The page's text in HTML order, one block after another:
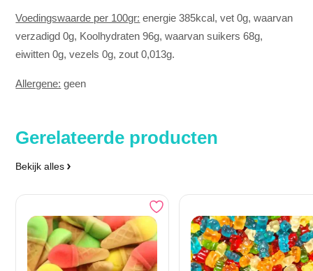
Voedingswaarde per 100gr: energie 385kcal, vet 0g, waarvan
verzadigd 0g, Koolhydraten 96g, waarvan suikers 68g,
eiwitten 0g, vezels 0g, zout 0,013g.
Allergene: geen
Gerelateerde producten
Bekijk alles